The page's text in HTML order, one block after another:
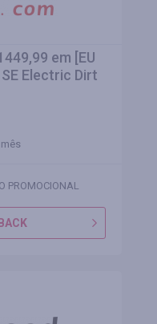
em [EU
Electric Dirt
PROMOCIONAL